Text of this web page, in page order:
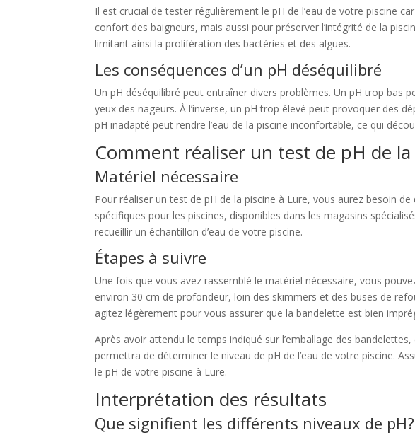
Il est crucial de tester régulièrement le pH de l’eau de votre piscine
confort des baigneurs, mais aussi pour préserver l’intégrité de la
limitant ainsi la prolifération des bactéries et des algues.
Les conséquences d’un pH déséquilibré
Un pH déséquilibré peut entraîner divers problèmes. Un pH trop
yeux des nageurs. À l’inverse, un pH trop élevé peut provoquer des
pH inadapté peut rendre l’eau de la piscine inconfortable, ce qui
Comment réaliser un test de pH de
Matériel nécessaire
Pour réaliser un test de pH de la piscine à Lure, vous aurez besoin
spécifiques pour les piscines, disponibles dans les magasins
recueillir un échantillon d’eau de votre piscine.
Étapes à suivre
Une fois que vous avez rassemblé le matériel nécessaire, vous
environ 30 cm de profondeur, loin des skimmers et des buses de
agitez légèrement pour vous assurer que la bandelette est bien
Après avoir attendu le temps indiqué sur l’emballage des
permettra de déterminer le niveau de pH de l’eau de votre piscine.
le pH de votre piscine à Lure.
Interprétation des résultats
Que signifient les différents niveaux de pH?